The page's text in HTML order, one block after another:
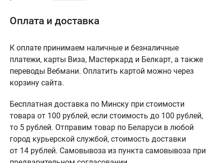
Оплата и доставка
К оплате принимаем наличные и безналичные
платежи, карты Виза, Мастеркард и Белкарт, а также
переводы Вебмани. Оплатить картой можно через
корзину сайта.
Бесплатная доставка по Минску при стоимости
товара от 100 рублей, если стоимость до 100 рублей,
то 5 рублей. Отправим товар по Беларуси в любой
город курьерской службой, стоимость доставки
от 14 рублей. Самовывоза из пункта самовывоза при